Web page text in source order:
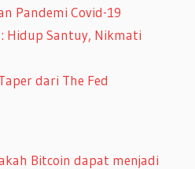
Pandemi Covid-19
Hidup Santuy, Nikmati
dari The Fed
Bitcoin dapat menjadi